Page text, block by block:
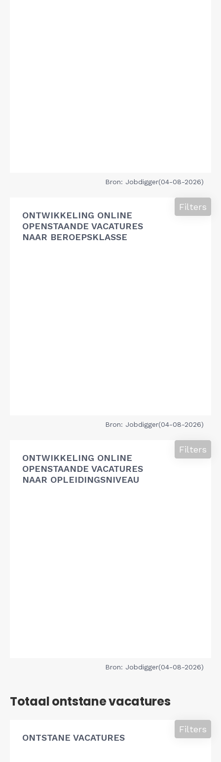
Bron: Jobdigger(04-08-2026)
ONTWIKKELING ONLINE
OPENSTAANDE VACATURES
NAAR BEROEPSKLASSE
Filters
Bron: Jobdigger(04-08-2026)
ONTWIKKELING ONLINE
OPENSTAANDE VACATURES
NAAR OPLEIDINGSNIVEAU
Filters
Bron: Jobdigger(04-08-2026)
Totaal ontstane vacatures
ONTSTANE VACATURES
Filters